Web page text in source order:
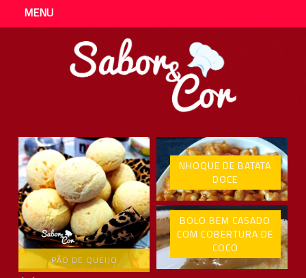
MENU
PÃO DE QUEIJO
NHOQUE DE BATATA
DOCE
BOLO BEM CASADO
COM COBERTURA DE
COCO